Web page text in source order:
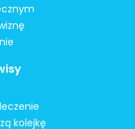
kolejkę